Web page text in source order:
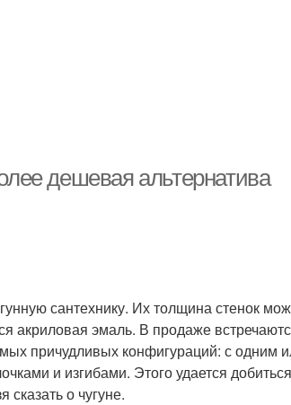
дешевая альтернатива
сантехнику. Их толщина стенок
акриловая эмаль. В продаже
причудливых конфигураций: с одним
и изгибами. Этого удается добиться
сказать о чугуне.